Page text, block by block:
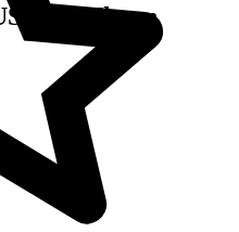
die Ihnen